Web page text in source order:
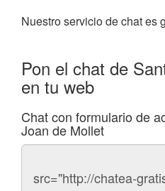
Nuestro servicio de chat es
Pon el chat de
en tu web
Chat con formulario de
Joan de Mollet
Código
chat